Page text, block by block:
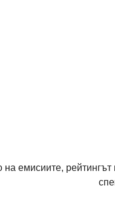
на емисиите,